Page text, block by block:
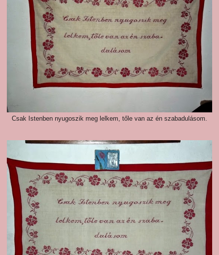
Csak Istenben nyugoszik meg lelkem, tőle van az én szabadulásom.